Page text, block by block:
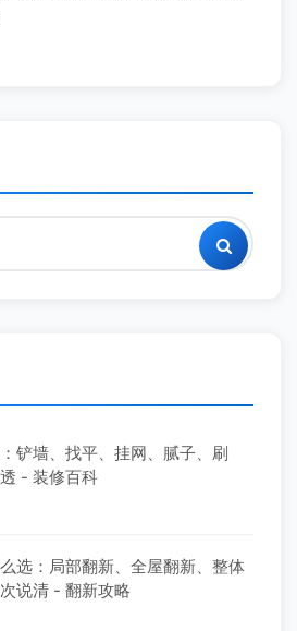
铲墙、找平、挂网、腻子、刷
- 装修百科
选：局部翻新、全屋翻新、整体
说清 - 翻新攻略